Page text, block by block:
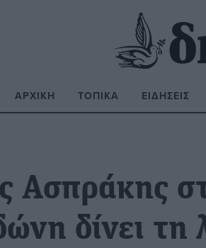
ΑΡΧΙΚΉ ΤΟΠΙΚΆ ΕΙΔΉΣΕΙΣ
Ασπράκης
δίνει τη